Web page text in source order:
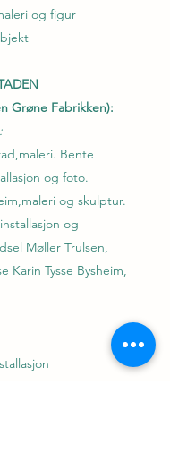
og figur
Grøne Fabrikken):
Bente
og foto.
og skulptur.
og
Møller Trulsen,
Karin Tysse Bysheim,